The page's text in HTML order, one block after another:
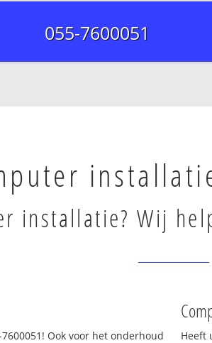
055-7600051
installatie? Wij
Ook voor het onderhoud
Heeft